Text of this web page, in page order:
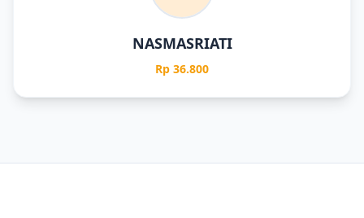
NASMASRIATI
Rp 36.800